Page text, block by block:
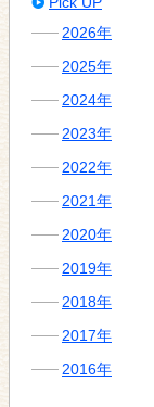
2026年
2025年
2024年
2023年
2022年
2021年
2020年
2019年
2018年
2017年
2016年